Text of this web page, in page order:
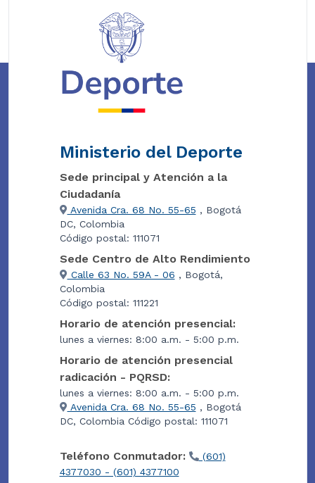
Ministerio del Deporte
Sede principal y Atención a la
Ciudadanía
Avenida Cra. 68 No. 55-65 , Bogotá
DC, Colombia
Código postal: 111071
Sede Centro de Alto Rendimiento
Calle 63 No. 59A - 06 , Bogotá,
Colombia
Código postal: 111221
Horario de atención presencial:
lunes a viernes: 8:00 a.m. - 5:00 p.m.
Horario de atención presencial
radicación - PQRSD:
lunes a viernes: 8:00 a.m. - 5:00 p.m.
Avenida Cra. 68 No. 55-65 , Bogotá
DC, Colombia Código postal: 111071
Teléfono Conmutador:
(601)
4377030 - (601) 4377100